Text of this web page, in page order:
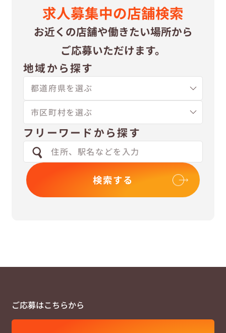
求⼈募集中の店舗検索
お近くの店舗や働きたい場所から
ご応募いただけます。
地域から探す
フリーワードから探す
検索する
ご応募はこちらから